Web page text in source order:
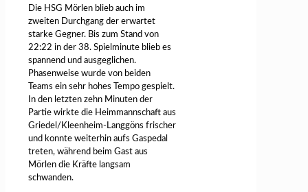
Die HSG Mörlen blieb auch im
zweiten Durchgang der erwartet
starke Gegner. Bis zum Stand von
22:22 in der 38. Spielminute blieb es
spannend und ausgeglichen.
Phasenweise wurde von beiden
Teams ein sehr hohes Tempo gespielt.
In den letzten zehn Minuten der
Partie wirkte die Heimmannschaft aus
Griedel/Kleenheim-Langgöns frischer
und konnte weiterhin aufs Gaspedal
treten, während beim Gast aus
Mörlen die Kräfte langsam
schwanden.